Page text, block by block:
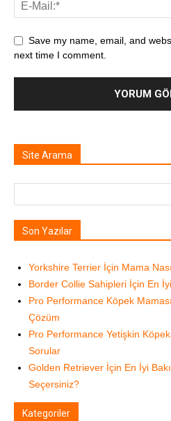
Save my name, email, and
next time I comment.
Site Arama
Son Yazılar
Yorkshire Terrier İçin Mama
Border Collie Sahipleri İçin En
Pro Performance Köpek
Çözüm
Pro Performance Yetişkin
Sorular
Golden Retriever İçin En İyi
Seçersiniz?
Kategoriler